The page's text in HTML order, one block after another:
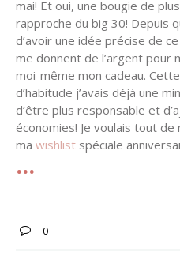
mai! Et oui, une bougie de
rapproche du big 30! Depuis
d’avoir une idée précise de
me donnent de l’argent pour
moi-même mon cadeau.
d’habitude j’avais déjà une
d’être plus responsable et
économies! Je voulais tout
ma wishlist spéciale
0